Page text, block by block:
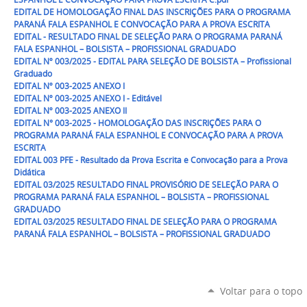
EDITAL DE HOMOLOGAÇÃO FINAL DAS INSCRIÇÕES PARA O PROGRAMA
PARANÁ FALA ESPANHOL E CONVOCAÇÃO PARA A PROVA ESCRITA
EDITAL - RESULTADO FINAL DE SELEÇÃO PARA O PROGRAMA PARANÁ
FALA ESPANHOL – BOLSISTA – PROFISSIONAL GRADUADO
EDITAL Nº 003/2025 - EDITAL PARA SELEÇÃO DE BOLSISTA – Profissional
Graduado
EDITAL Nº 003-2025 ANEXO I
EDITAL Nº 003-2025 ANEXO I - Editável
EDITAL Nº 003-2025 ANEXO II
EDITAL N° 003-2025 - HOMOLOGAÇÃO DAS INSCRIÇÕES PARA O
PROGRAMA PARANÁ FALA ESPANHOL E CONVOCAÇÃO PARA A PROVA
ESCRITA
EDITAL 003 PFE - Resultado da Prova Escrita e Convocação para a Prova
Didática
EDITAL 03/2025 RESULTADO FINAL PROVISÓRIO DE SELEÇÃO PARA O
PROGRAMA PARANÁ FALA ESPANHOL – BOLSISTA – PROFISSIONAL
GRADUADO
EDITAL 03/2025 RESULTADO FINAL DE SELEÇÃO PARA O PROGRAMA
PARANÁ FALA ESPANHOL – BOLSISTA – PROFISSIONAL GRADUADO
Voltar para o topo